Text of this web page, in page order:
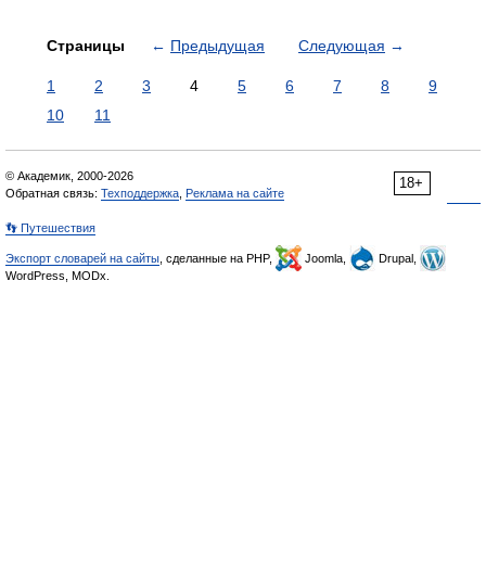
Страницы ← Предыдущая Следующая →
1 2 3 4 5 6 7 8
9
10
11
18+
© Академик, 2000-2026
Обратная связь: Техподдержка Реклама на сайте
👣 Путешествия
Экспорт словарей на сайты , сделанные на PHP, Joomla,
Drupal,
WordPress, MODx.